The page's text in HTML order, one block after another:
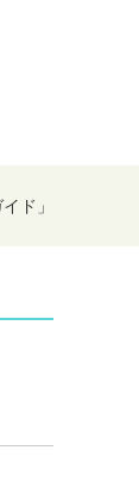
ド」